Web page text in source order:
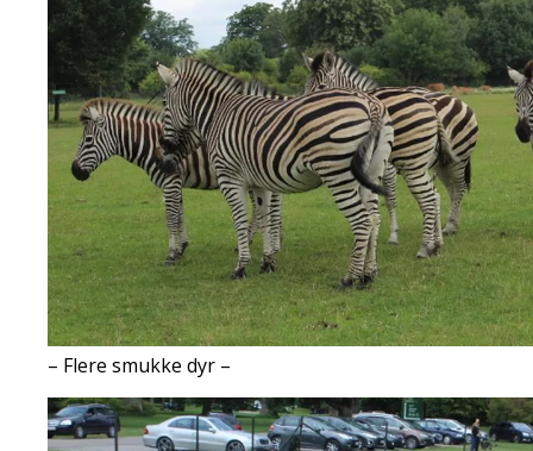
– Flere smukke dyr –